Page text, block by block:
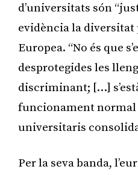
d’universitats són
evidència la
Europea. “No és que
desprotegides les
discriminant; […]
funcionament normal
universitaris
Per la seva banda,